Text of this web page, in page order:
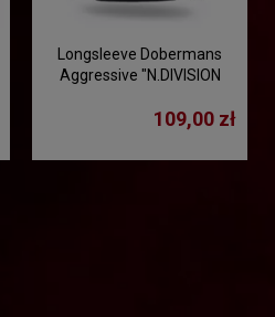
Longsleeve Dobermans
Aggressive "N.DIVISION
109,00 zł